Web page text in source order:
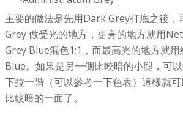
主要的做法是先用Dark Grey打底之後
Grey 做受光的地方，更亮的地方就用
Grey Blue混色1:1，而最高光的地方就
Blue。如果是另一側比較暗的小腿，可
下拉一階（可以參考一下色表）這樣就
比較暗的一面了。